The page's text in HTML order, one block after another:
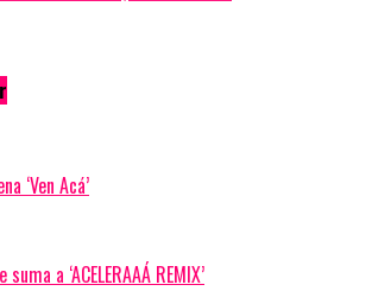
‘Ven Acá’
a ‘ACELERAAÁ REMIX’